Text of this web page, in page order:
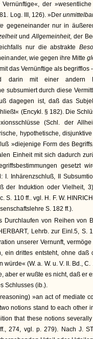
Vernünftige«, der
Log. III, 126). »Der
gegeneinander nur in
undAllgemeinheit, der
nur die abstrakte
wie gegen ihre Mitte
das Vernünftige als begrifflos
mit einer andern
subsumiert durch diese
dagegen ist, daß das
(Encykl. § 182). Die
(Schl. der
hypothetische,
»diejenige Form des
Einheit mit sich dadurch
gesetzt
Inhärenzschluß, II
der Induktion oder Vielheit,
S. 110 ff.. vgl. H. F. W.
S. 182 ff.).
Durchlaufen von Reihen von
Lehrb. zur Einl.5, S.
unserer Vernunft,
ein drittes entsteht, ohne daß
(W. a. W. u. V. II. Bd., C.
aber er wußte es nicht, daß er
Schlusses (ib.).
»an act of mediate
notions stand to each other
that these notions
274, vgl. p. 279). Nach J.